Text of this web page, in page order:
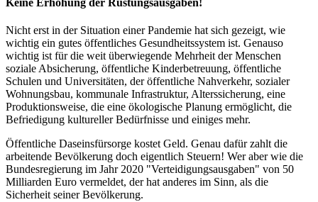
Keine Erhöhung der Rüstungsausgaben!
Nicht erst in der Situation einer Pandemie hat sich gezeigt, wie
wichtig ein gutes öffentliches Gesundheitssystem ist. Genauso
wichtig ist für die weit überwiegende Mehrheit der Menschen
soziale Absicherung, öffentliche Kinderbetreuung, öffentliche
Schulen und Universitäten, der öffentliche Nahverkehr, sozialer
Wohnungsbau, kommunale Infrastruktur, Alterssicherung, eine
Produktionsweise, die eine ökologische Planung ermöglicht, die
Befriedigung kultureller Bedürfnisse und einiges mehr.
Öffentliche Daseinsfürsorge kostet Geld. Genau dafür zahlt die
arbeitende Bevölkerung doch eigentlich Steuern! Wer aber wie die
Bundesregierung im Jahr 2020 "Verteidigungsausgaben" von 50
Milliarden Euro vermeldet, der hat anderes im Sinn, als die
Sicherheit seiner Bevölkerung.